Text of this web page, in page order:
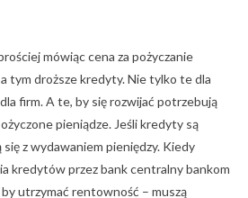
mówiąc cena za pożyczanie
tym droższe kredyty. Nie tylko te dla
firm. A te, by się rozwijać potrzebują
pieniądze. Jeśli kredyty są
z wydawaniem pieniędzy. Kiedy
kredytów przez bank centralny bankom
utrzymać rentowność – muszą